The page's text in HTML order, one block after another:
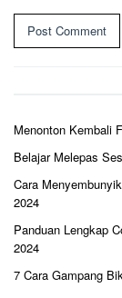
Menonton Kembali
Belajar Melepas
Cara
2024
Panduan Lengkap
2024
7 Cara Gampang